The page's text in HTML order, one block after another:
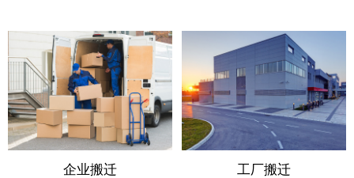
企业搬迁 工厂搬迁